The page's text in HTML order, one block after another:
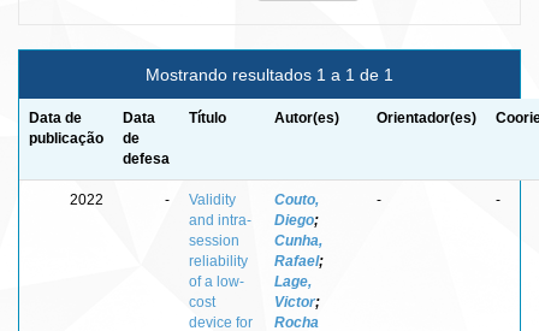
Mostrando resultados 1 a 1 de 1
Data de
publicação
Data
de
defesa
Título Autor(es) Orientador(es)
2022 -
Validity
and intra-
session
reliability
of a low-
cost
device for
Couto,
Diego;
Cunha,
Rafael;
Lage,
Victor;
Rocha
- -